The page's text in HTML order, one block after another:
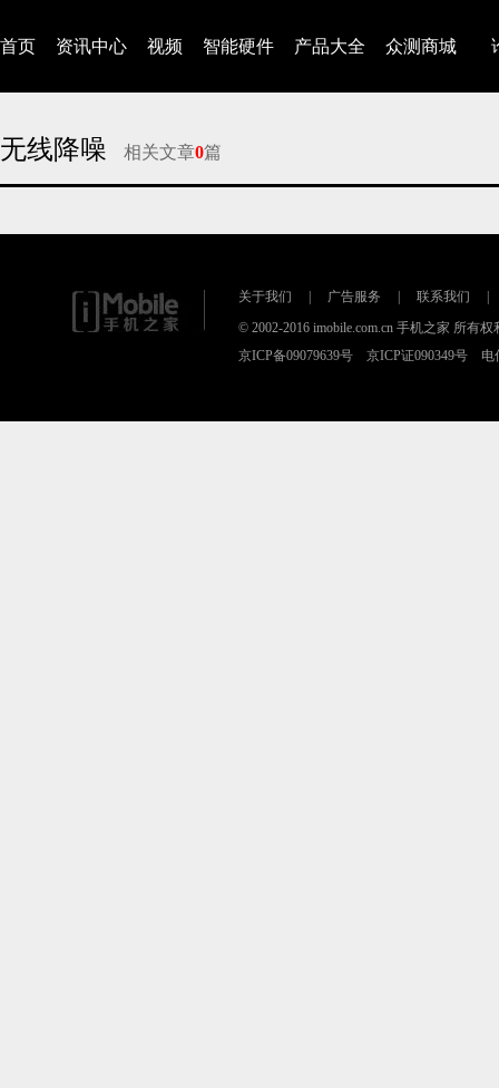
首页 资讯中心 视频 智能硬件 产品大全 众测商城
无线降噪 相关文章0篇
关于我们 广告服务 联系我们
© 2002-2016 imobile.com.cn 手机之家 所有权
京ICP备09079639号 京ICP证090349号 电